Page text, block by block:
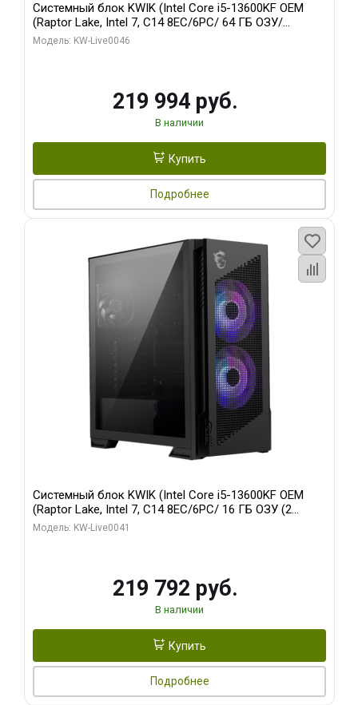
Системный блок KWIK (Intel Core i5-13600KF OEM
(Raptor Lake, Intel 7, C14 8EC/6PC/ 64 ГБ ОЗУ/
Gigabyte RTX5060Ti GAMING OC 8GB GDDR7 128bit
Модель: KW-Live0046
219 994 руб.
В наличии
Купить
Подробнее
Системный блок KWIK (Intel Core i5-13600KF OEM
(Raptor Lake, Intel 7, C14 8EC/6PC/ 16 ГБ ОЗУ (2
модуля)/ Palit RTX5080 GAMINGPRO OC 16GB GDDR7
Модель: KW-Live0041
219 792 руб.
В наличии
Купить
Подробнее